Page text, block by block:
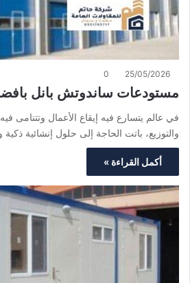
25/05/2026
0
مستودعات ساندوتش بانل
في عالم يتسارع فيه إيقاع الأعمال وتتنامى
والتوزيع، باتت الحاجة إلى حلول إنشائية
أكمل القراءة »